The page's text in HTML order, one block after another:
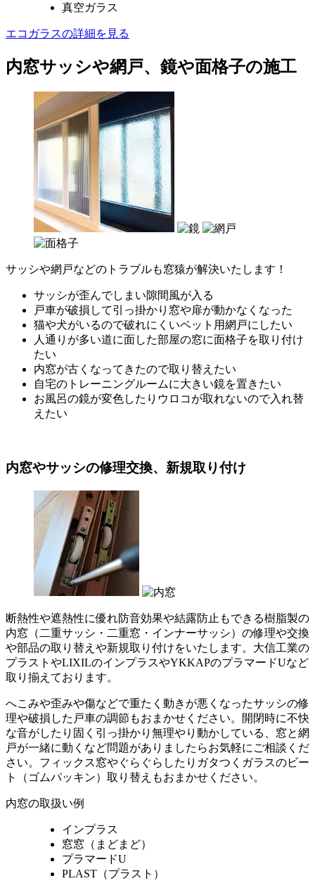
真空ガラス
エコガラスの詳細を見る
内窓サッシや網戸、鏡や面格子の施工
サッシや網戸などのトラブルも窓猿が解決いたします！
サッシが歪んでしまい隙間風が入る
戸車が破損して引っ掛かり窓や扉が動かなくなった
猫や犬がいるので破れにくいペット用網戸にしたい
人通りが多い道に面した部屋の窓に面格子を取り付け
たい
内窓が古くなってきたので取り替えたい
自宅のトレーニングルームに大きい鏡を置きたい
お風呂の鏡が変色したりウロコが取れないので入れ替
えたい
内窓やサッシの修理交換、新規取り付け
断熱性や遮熱性に優れ防音効果や結露防止もできる樹脂製の
内窓（二重サッシ・二重窓・インナーサッシ）の修理や交換
や部品の取り替えや新規取り付けをいたします。大信工業の
プラストやLIXILのインプラスやYKKAPのプラマードUなど
取り揃えております。
へこみや歪みや傷などで重たく動きが悪くなったサッシの修
理や破損した戸車の調節もおまかせください。開閉時に不快
な音がしたり固く引っ掛かり無理やり動かしている、窓と網
戸が一緒に動くなど問題がありましたらお気軽にご相談くだ
さい。フィックス窓やぐらぐらしたりガタつくガラスのビー
ト（ゴムパッキン）取り替えもおまかせください。
内窓の取扱い例
インプラス
窓窓（まどまど）
プラマードU
PLAST（プラスト）